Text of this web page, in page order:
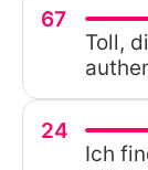
67
Toll,
24
Ich